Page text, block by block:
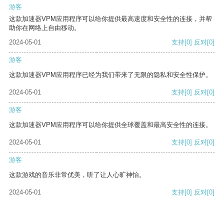
游客
这款加速器VPM应用程序可以给你提供最高速度和安全性的连接，并帮
助你在网络上自由移动。
2024-05-01
支持[0] 反对[0]
游客
这款加速器VPM应用程序已经为我们带来了无限的隐私和安全性保护。
2024-05-01 支持[0] 反对[0]
游客
这款加速器VPM应用程序可以给你提供全球覆盖和最高安全性的连接。
2024-05-01 支持[0] 反对[0]
游客
这款游戏的音乐非常优美，听了让人心旷神怡。
2024-05-01 支持[0] 反对[0]